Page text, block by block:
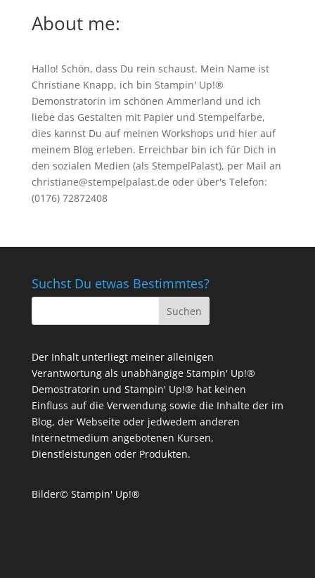
About me:
Hallo! Schön, dass Du rein schaust. Mein Name ist
Christiane Knapp, ich bin Stampin' Up!®
Demonstratorin im schönen Ammerland und ich
liebe das Gestalten mit Papier und Stempelfarbe,
dies kannst Du auf meinen Workshops und hier auf
meinem Blog erleben. Erreichbar bin ich für Dich in
den sozialen Medien (als StempelPalast), per Mail an
christiane@stempelpalast.de oder über's Telefon:
(0176) 72872408
Suchst Du etwas Bestimmtes?
Der Inhalt unterliegt meiner alleinigen
Verantwortung als unabhängige Stampin' Up!®
Demostratorin und Stampin' Up!® hat keinen
Einfluss auf die Verwendung sowie die Inhalte der im
Blog, der Webseite oder jedwedem anderen
Internetmedium angebotenen Kursen,
Dienstleistungen oder Produkten.
Bilder© Stampin' Up!®